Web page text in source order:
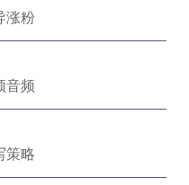
涨粉
音频
策略